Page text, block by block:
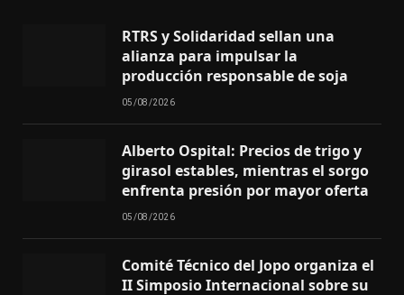
RTRS y Solidaridad sellan una
alianza para impulsar la
producción responsable de soja
05/08/2026
Alberto Ospital: Precios de trigo y
girasol estables, mientras el sorgo
enfrenta presión por mayor oferta
05/08/2026
Comité Técnico del Jopo organiza el
II Simposio Internacional sobre su